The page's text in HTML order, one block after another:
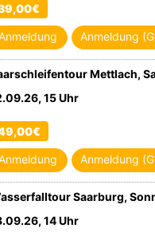
Anmeldung
Mettlach,
15 Uhr
Anmeldung
Saarburg,
14 Uhr